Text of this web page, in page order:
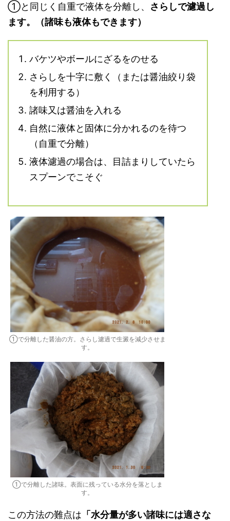
①と同じく自重で液体を分離し、 さらしで濾過し
ます。（諸味も液体もできます）
バケツやボールにざるをのせる
さらしを十字に敷く（または醤油絞り袋
を利用する）
諸味又は醤油を入れる
自然に液体と固体に分かれるのを待つ
（自重で分離）
液体濾過の場合は、目詰まりしていたら
スプーンでこそぐ
①で分離した醤油の方。さらし濾過で生澱を減少させま
す。
①で分離した諸味。表面に残っている水分を落としま
す。
この方法の難点は 「水分量が多い諸味には適さな